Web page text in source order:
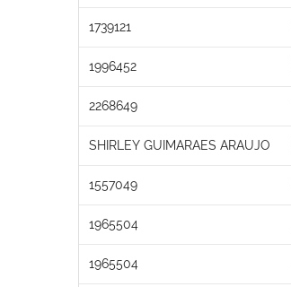
1739121
1996452
2268649
SHIRLEY GUIMARAES ARAUJO
1557049
1965504
1965504